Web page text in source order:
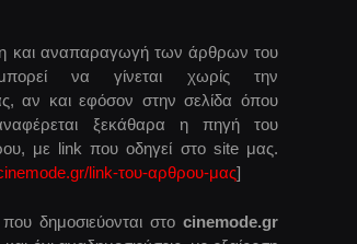
και αναπαραγωγή των άρθρων του
να γίνεται χωρίς την
αν και εφόσον στην σελίδα όπου
αναφέρεται ξεκάθαρα η πηγή του
με link που οδηγεί στο site μας.
link-του-αρθρου-μας]
δημοσιεύονται στο cinemode.gr